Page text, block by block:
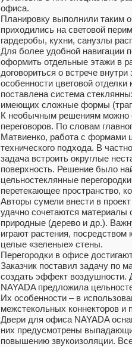
офиса.
Планировку выполнили таким
приходились на световой
гардеробы, кухни, санузлы
Для более удобной навигации
оформить отдельные этажи в
договориться о встрече
особенности цветовой
поставлена система
имеющих сложные формы
К необычным решениям можно
переговоров. По словам
Матвиенко, работа с формами
технического подхода. В
задача встроить округлые
поверхность. Решение было
цельностеклянные
перетекающее пространство,
Авторы сумели внести в
удачно сочетаются материалы
природные (дерево и др.).
играют растения, посредством
целые «зеленые» стены.
Перегородки в офисе
Заказчик поставил задачу по
создать эффект воздушности.
NAYADA предложила
Их особенности – в
межстекольных коннекторов и
Двери для офиса NAYADA
них предусмотрены
повышению звукоизоляции.